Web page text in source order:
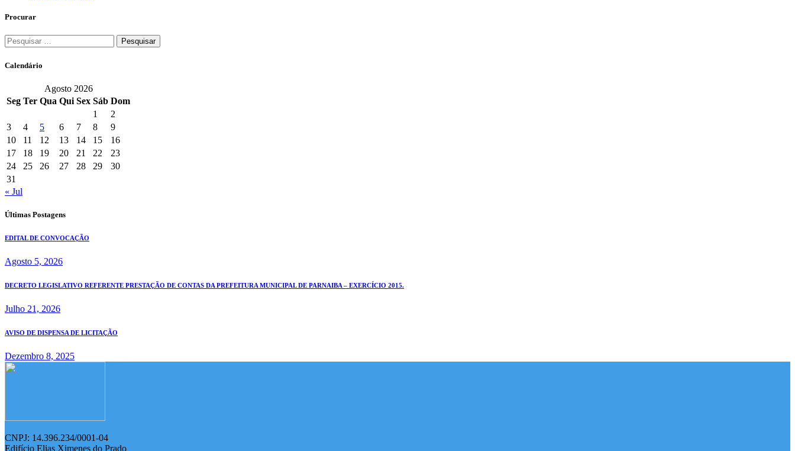
Procurar
Pesquisar
por:
Calendário
Agosto 2026
Seg Ter Qua Qui Sex Sáb Dom
1
2
3
4 5 6 7 8
9
10
11 12 13 14 15
16
17
18 19 20 21 22
23
24
25 26 27 28 29
30
31
« Jul
Últimas Postagens
EDITAL DE CONVOCAÇÃO
Agosto 5, 2026
DECRETO LEGISLATIVO REFERENTE PRESTAÇÃO DE CONTAS DA PREFEITURA MUNICIPAL DE PARNAIBA – EXERCÍCIO 2015.
Julho 21, 2026
AVISO DE DISPENSA DE LICITAÇÃO
Dezembro 8, 2025
CNPJ: 14.396.234/0001-04
Edifício Elias Ximenes do Prado